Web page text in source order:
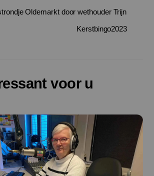
Oldemarkt door wethouder Trijn
Kerstbingo2023
voor u